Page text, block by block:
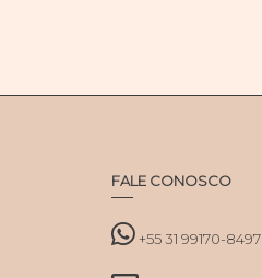
FALE CONOSCO
+55 31 99170-8497